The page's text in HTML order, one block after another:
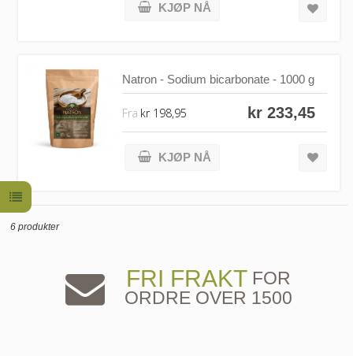
KJØP NÅ
Natron - Sodium bicarbonate - 1000 g
kr 233,45
Fra kr 198,95
KJØP NÅ
6 produkter
FRI FRAKTFOR
ORDRE OVER 1500